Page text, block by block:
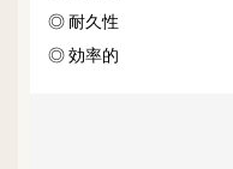
◎ 耐久性
◎ 効率的